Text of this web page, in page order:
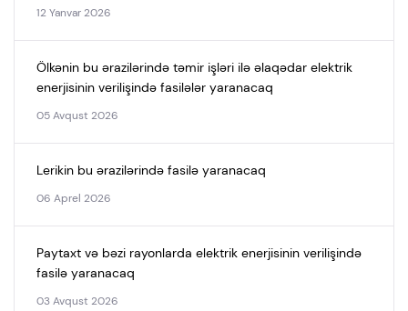
12 Yanvar 2026
Ölkənin bu ərazilərində təmir işləri ilə əlaqədar elektrik
enerjisinin verilişində fasilələr yaranacaq
05 Avqust 2026
Lerikin bu ərazilərində fasilə yaranacaq
06 Aprel 2026
Paytaxt və bəzi rayonlarda elektrik enerjisinin verilişində
fasilə yaranacaq
03 Avqust 2026